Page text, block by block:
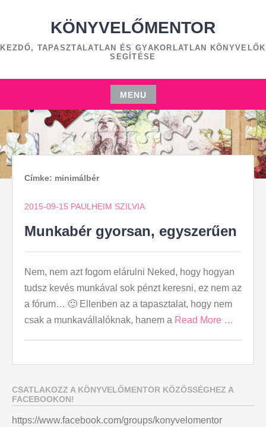
KÖNYVELŐMENTOR
KEZDŐ, TAPASZTALATLAN ÉS GYAKORLATLAN KÖNYVELŐK
SEGÍTÉSE
MENU
Skip
to
content
Címke: minimálbér
2015-09-15 PAULHEIM SZILVIA
Munkabér gyorsan, egyszerűen
Nem, nem azt fogom elárulni Neked, hogy hogyan
tudsz kevés munkával sok pénzt keresni, ez nem az
a fórum… 🙂 Ellenben az a tapasztalat, hogy nem
csak a munkavállalóknak, hanem a Read More …
CSATLAKOZZ A KÖNYVELŐMENTOR KÖZÖSSÉGHEZ A
FACEBOOKON!
https://www.facebook.com/groups/konyvelomentor